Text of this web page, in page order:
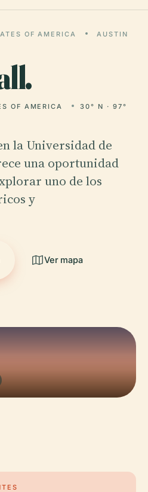
OF AMERICA
AUSTIN
OF AMERICA
30° N · 97°
la Universidad de
una oportunidad
uno de los
y
Ver mapa